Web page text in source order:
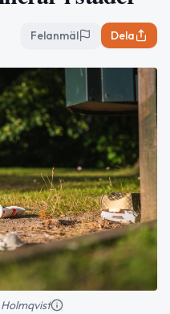
Felanmäl Dela